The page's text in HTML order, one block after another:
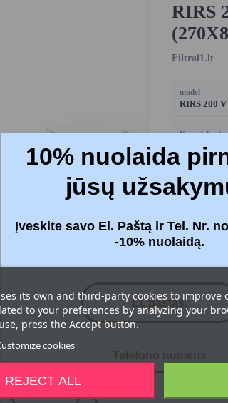
RIRS
Filtrai1.lt
mudel
RIRS 200
Komplekt
Filtrid - 2 tk.
Maksudega
Filtrid :
its own and third-party cookies to improve
to your preferences by analyzing your
press the Accept button.
cookies
REJECT ALL
10% nuolaida
jūsų
Įveskite savo El. Paštą ir Tel. Nr.
-10% nuolaidą.
Telefono numeris